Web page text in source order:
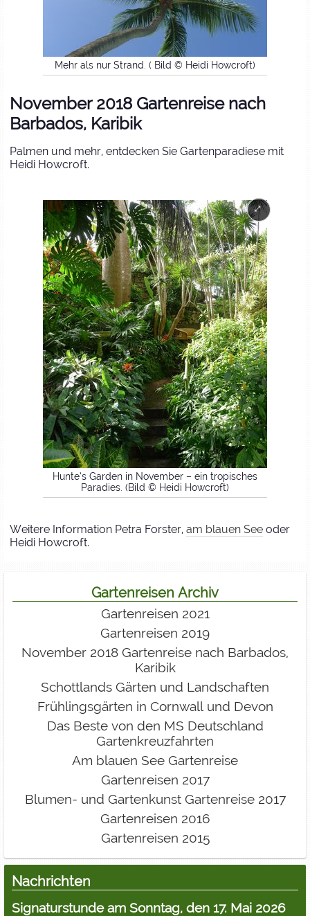
Mehr als nur Strand. ( Bild © Heidi Howcroft)
November 2018 Gartenreise nach
Barbados, Karibik
Palmen und mehr, entdecken Sie Gartenparadiese mit
Heidi Howcroft.
Hunte’s Garden in November – ein tropisches
Paradies. (Bild © Heidi Howcroft)
Weitere Information Petra Forster, am blauen See oder
Heidi Howcroft.
Gartenreisen Archiv
Gartenreisen 2021
Gartenreisen 2019
November 2018 Gartenreise nach Barbados,
Karibik
Schottlands Gärten und Landschaften
Frühlingsgärten in Cornwall und Devon
Das Beste von den MS Deutschland
Gartenkreuzfahrten
Am blauen See Gartenreise
Gartenreisen 2017
Blumen- und Gartenkunst Gartenreise 2017
Gartenreisen 2016
Gartenreisen 2015
Nachrichten
Signaturstunde am Sonntag, den 17. Mai 2026